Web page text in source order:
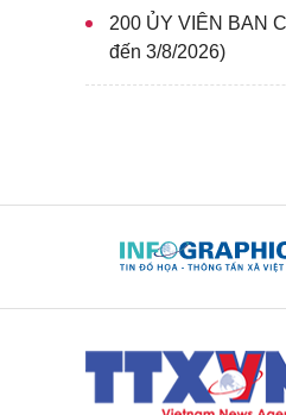
200 ỦY VIÊN BAN
đến 3/8/2026)